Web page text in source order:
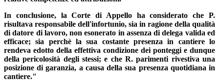
In conclusione, la Corte di Appello ha considerato che P.
risultava responsabile dell'infortunio, sia in ragione della qualità
di datore di lavoro, non esonerato in assenza di delega valida ed
efficace; sia perchè la sua costante presenza in cantiere lo
rendeva edotto della effettiva condizione dei ponteggi e dunque
della pericolosità degli stessi; e che R. parimenti rivestiva una
posizione di garanzia, a causa della sua presenza quotidiana in
cantiere."